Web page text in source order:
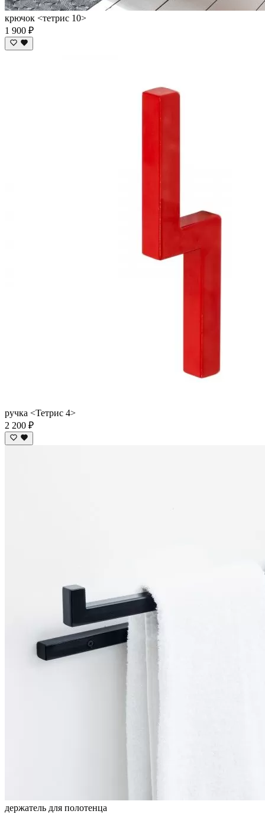
крючок <тетрис 10>
1 900 ₽
ручка <Тетрис 4>
2 200 ₽
держатель для полотенца